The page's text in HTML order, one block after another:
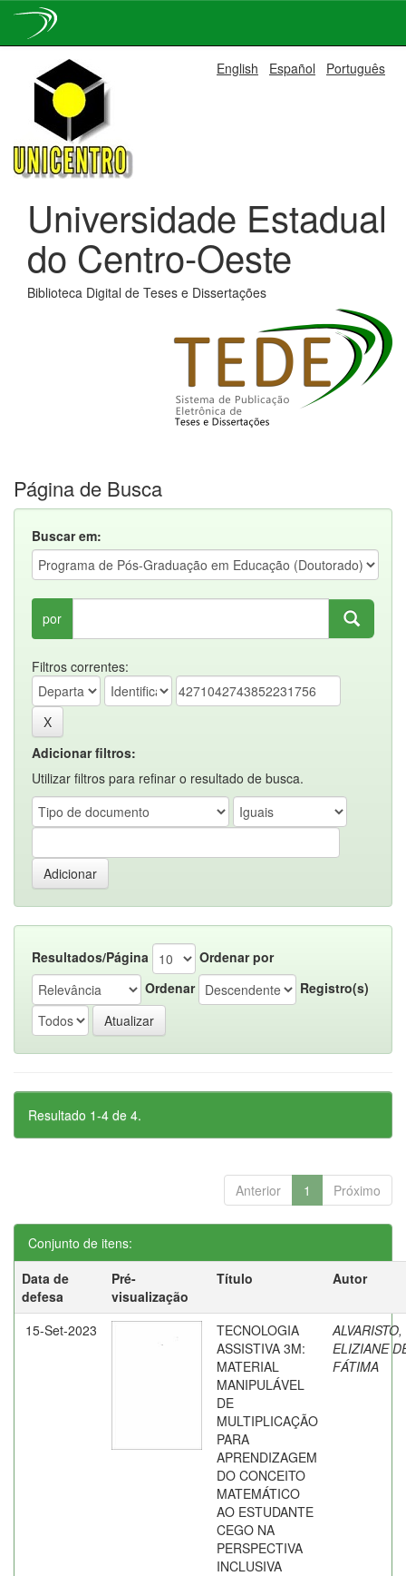
navigation
English Español Português
Universidade Estadual
do Centro-Oeste
Biblioteca Digital de Teses e Dissertações
Página de Busca
Buscar em:
por
Filtros correntes:
Adicionar filtros:
Utilizar filtros para refinar o resultado de busca.
Resultados/Página
Ordenar por
Ordenar
Registro(s)
Resultado 1-4 de 4.
Anterior 1 Próximo
Conjunto de itens:
Data de
defesa
Pré-
visualização
Título Autor
15-Set-2023
TECNOLOGIA
ASSISTIVA 3M:
MATERIAL
MANIPULÁVEL
DE
MULTIPLICAÇÃO
PARA
APRENDIZAGEM
DO CONCEITO
MATEMÁTICO
AO ESTUDANTE
CEGO NA
PERSPECTIVA
INCLUSIVA
ALVARISTO,
ELIZIANE
FÁTIMA